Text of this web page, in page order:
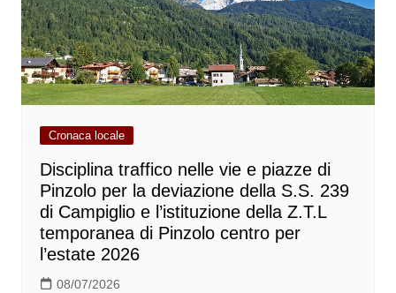
Cronaca locale
Disciplina traffico nelle vie e piazze di
Pinzolo per la deviazione della S.S. 239
di Campiglio e l’istituzione della Z.T.L
temporanea di Pinzolo centro per
l’estate 2026
08/07/2026